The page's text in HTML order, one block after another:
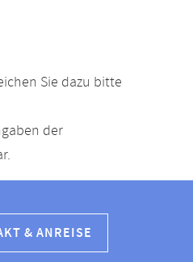
Sie dazu bitte
der
& ANREISE